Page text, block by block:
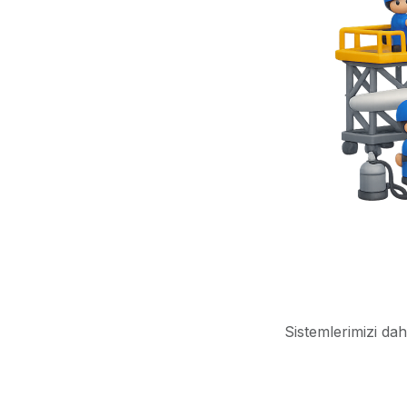
Sistemlerimizi